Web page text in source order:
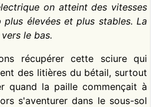
on atteint des vitesses
élevées et plus stables. La
le bas.
récupérer cette sciure qui
des litières du bétail, surtout
quand la paille commençait à
s'aventurer dans le sous-sol